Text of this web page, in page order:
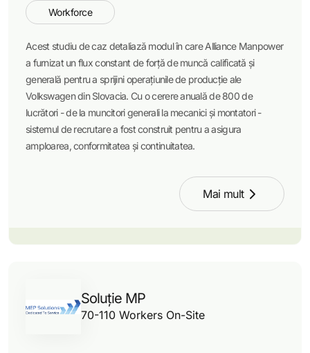
Workforce
Acest studiu de caz detaliază modul în care Alliance Manpower
a furnizat un flux constant de forță de muncă calificată și
generală pentru a sprijini operațiunile de producție ale
Volkswagen din Slovacia. Cu o cerere anuală de 800 de
lucrători - de la muncitori generali la mecanici și montatori -
sistemul de recrutare a fost construit pentru a asigura
amploarea, conformitatea și continuitatea.
Mai mult
Soluție MP
70-110 Workers On-Site